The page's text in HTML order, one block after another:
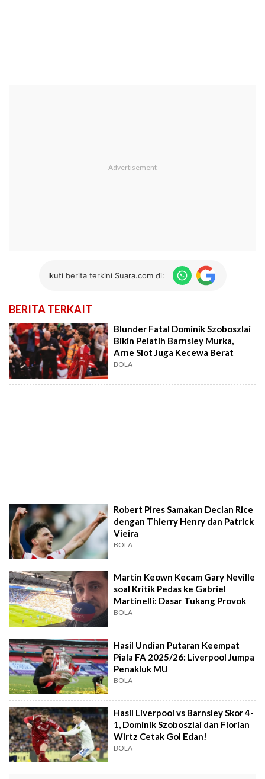
Ikuti berita terkini Suara.com di:
BERITA TERKAIT
Blunder Fatal Dominik Szoboszlai
Bikin Pelatih Barnsley Murka,
Arne Slot Juga Kecewa Berat
BOLA
Robert Pires Samakan Declan Rice
dengan Thierry Henry dan Patrick
Vieira
BOLA
Martin Keown Kecam Gary Neville
soal Kritik Pedas ke Gabriel
Martinelli: Dasar Tukang Provok
BOLA
Hasil Undian Putaran Keempat
Piala FA 2025/26: Liverpool Jumpa
Penakluk MU
BOLA
Hasil Liverpool vs Barnsley Skor 4-
1, Dominik Szoboszlai dan Florian
Wirtz Cetak Gol Edan!
BOLA